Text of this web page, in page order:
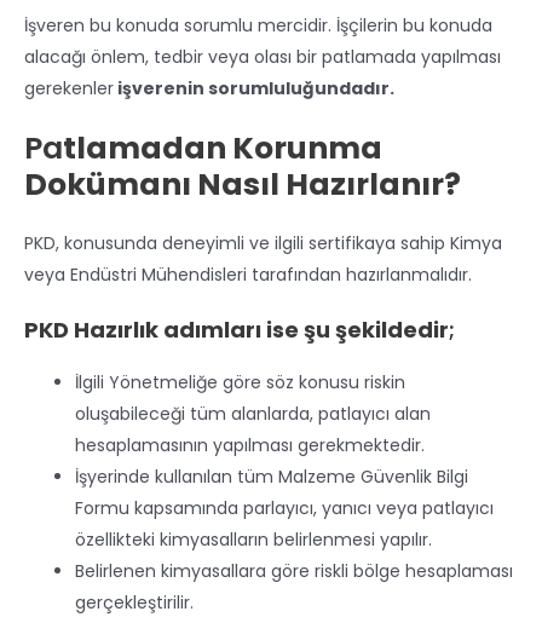
İşveren bu konuda sorumlu mercidir. İşçilerin bu konuda
alacağı önlem, tedbir veya olası bir patlamada yapılması
gerekenler işverenin sorumluluğundadır.
Patlamadan Korunma
Dokümanı Nasıl Hazırlanır?
PKD, konusunda deneyimli ve ilgili sertifikaya sahip Kimya
veya Endüstri Mühendisleri tarafından hazırlanmalıdır.
PKD Hazırlık adımları ise şu şekildedir;
İlgili Yönetmeliğe göre söz konusu riskin
oluşabileceği tüm alanlarda, patlayıcı alan
hesaplamasının yapılması gerekmektedir.
İşyerinde kullanılan tüm Malzeme Güvenlik Bilgi
Formu kapsamında parlayıcı, yanıcı veya patlayıcı
özellikteki kimyasalların belirlenmesi yapılır.
Belirlenen kimyasallara göre riskli bölge hesaplaması
gerçekleştirilir.